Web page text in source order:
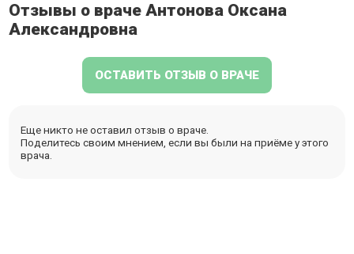
Отзывы о враче Антонова Оксана
Александровна
ОСТАВИТЬ ОТЗЫВ О ВРАЧЕ
Еще никто не оставил отзыв о враче.
Поделитесь своим мнением, если вы были на приёме у этого
врача.